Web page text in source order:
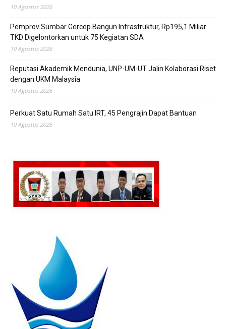
10 Agustus 2026
Pemprov Sumbar Gercep Bangun Infrastruktur, Rp195,1 Miliar
TKD Digelontorkan untuk 75 Kegiatan SDA
10 Agustus 2026
Reputasi Akademik Mendunia, UNP-UM-UT Jalin Kolaborasi Riset
dengan UKM Malaysia
10 Agustus 2026
Perkuat Satu Rumah Satu IRT, 45 Pengrajin Dapat Bantuan
10 Agustus 2026